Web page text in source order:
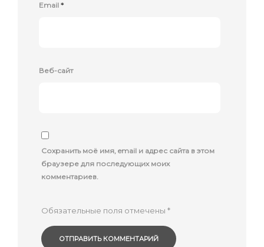
Email *
Веб-сайт
Сохранить моё имя, email и адрес сайта в этом
браузере для последующих моих
комментариев.
Обязательные поля отмечены *